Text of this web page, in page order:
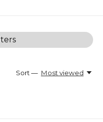
Sort — Most viewed